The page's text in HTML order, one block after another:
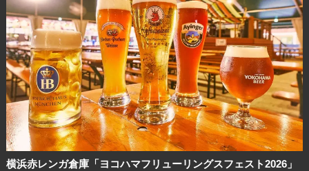
横浜赤レンガ倉庫「ヨコハマフリューリングスフェスト2026」